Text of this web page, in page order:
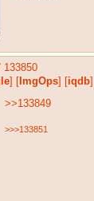
133850
] [ ImgOps] [iqdb]
>>133849
>>>133851